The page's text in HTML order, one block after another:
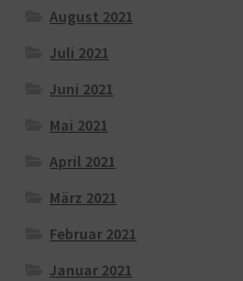
August 2021
Juli 2021
Juni 2021
Mai 2021
April 2021
März 2021
Februar 2021
Januar 2021